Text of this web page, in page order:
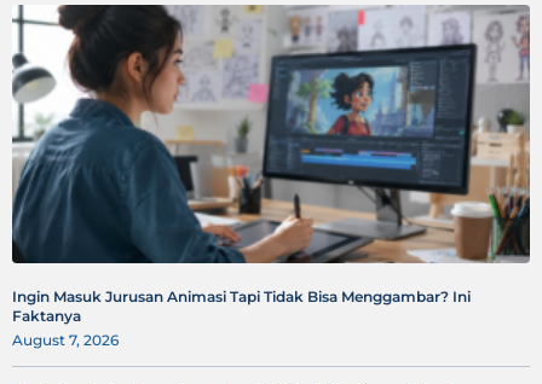
Ingin Masuk Jurusan Animasi Tapi Tidak Bisa Menggambar? Ini
Faktanya
August 7, 2026